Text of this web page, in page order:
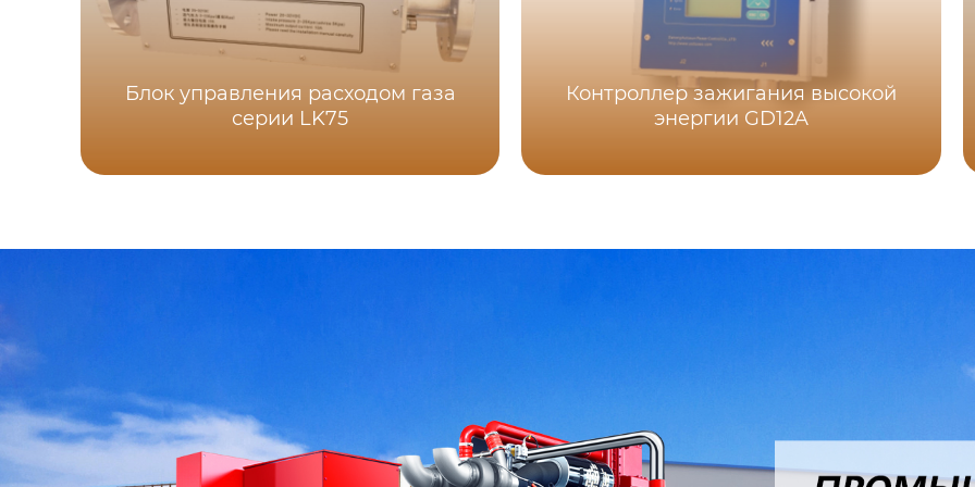
Блок управления расходом газа
серии LK75
Контроллер зажигания высокой
энергии GD12A